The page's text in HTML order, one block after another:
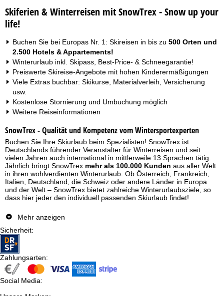
…
Skiferien & Winterreisen mit SnowTrex - Snow up your
life!
Buchen Sie bei Europas Nr. 1: Skireisen in bis zu 500 Orten und
2.500 Hotels & Appartements!
Winterurlaub inkl. Skipass, Best-Price- & Schneegarantie!
Preiswerte Skireise-Angebote mit hohen Kinderermäßigungen
Viele Extras buchbar: Skikurse, Materialverleih, Versicherung
usw.
Kostenlose Stornierung und Umbuchung möglich
Weitere Reiseinformationen
SnowTrex - Qualität und Kompetenz vom Wintersportexperten
Buchen Sie Ihre Skiurlaub beim Spezialisten! SnowTrex ist
Deutschlands führender Veranstalter für Winterreisen und seit
vielen Jahren auch international in mittlerweile 13 Sprachen tätig.
Jährlich bringt SnowTrex mehr als 100.000 Kunden aus aller Welt
in ihren wohlverdienten Winterurlaub. Ob Österreich, Frankreich,
Italien, Deutschland, die Schweiz oder andere Länder in Europa
und der Welt – SnowTrex bietet zahlreiche Winterurlaubsziele, so
dass hier jeder den individuell passenden Skiurlaub findet!
Skireisen mit SnowTrex - riesige Auswahl an Angeboten für
Skiurlaub!
Für Ihren perfekten Urlaub im Schnee haben Sie bei SnowTrex die
Wahl zwischen 500 Skiorten und 2.500 Unterkünften in sämtlichen
Skigebieten in den Alpen sowie in Skigebieten außerhalb der Alpen.
Bei den meisten Angeboten handelt es sich um
inklusive Skipass, und das zu einem top Preis-Leistungs-
Verhältnis! Egal ob Sie mit der Familie reisen möchten, eine
Mehr anzeigen
Sicherheit:
Zahlungsarten:
Social Media: